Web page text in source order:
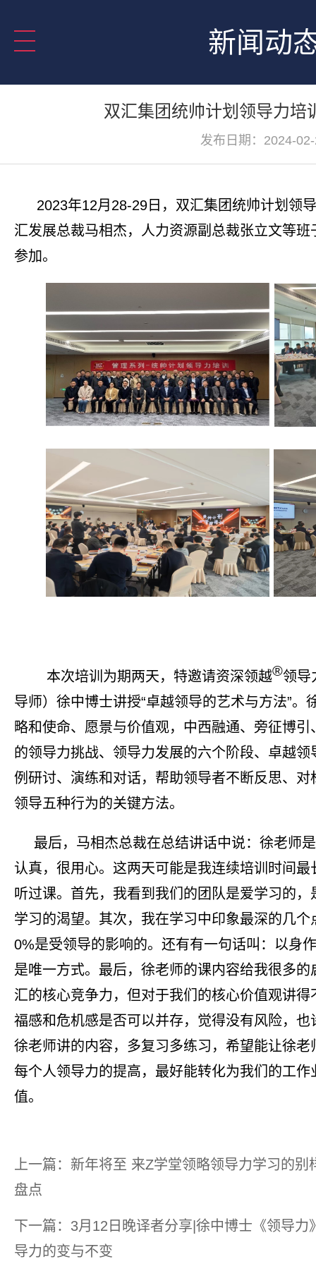
新闻动
双汇集团统帅计划领导力培
发布日期：2024-
2023年12月 28-29 日，双汇集团统帅计划领
汇发展总裁马相杰，人力资源副总裁张立文等
参加。
本次培训为期两天，特邀请资深领越®领导
导师）徐中博士讲授“卓越领导的艺术与方法”。
略和使命、愿景与价值观，中西融通、旁征博
的领导力挑战、领导力发展的六个阶段、卓越
例研讨、演练和对话，帮助领导者不断反思、
领导五种行为的关键方法。
最后，马相杰总裁在总结讲话中说：徐老师
认真，很用心。这两天可能是我连续培训时间
听过课。首先，我看到我们的团队是爱学习的
学习的渴望。其次，我在学习中印象最深的几
0%是受领导的影响的。还有有一句话叫：以身
是唯一方式。最后，徐老师的课内容给我很多
汇的核心竞争力，但对于我们的核心价值观讲
福感和危机感是否可以并存，觉得没有风险，也
徐老师讲的内容，多复习多练习，希望能让徐
每个人领导力的提高，最好能转化为我们的工
值。
上一篇：新年将至 来Z学堂领略领导力学习的
盘点
下一篇：3月12日晚译者分享|徐中博士《领导
导力的变与不变